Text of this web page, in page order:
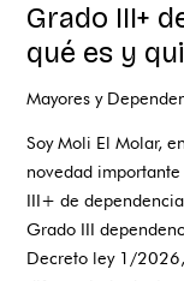
Grado III+
qué es y
Mayores y
Soy Moli El Molar,
novedad
III+ de
Grado III
Decreto ley 1/
Grado
III+
de
dependencia
qué